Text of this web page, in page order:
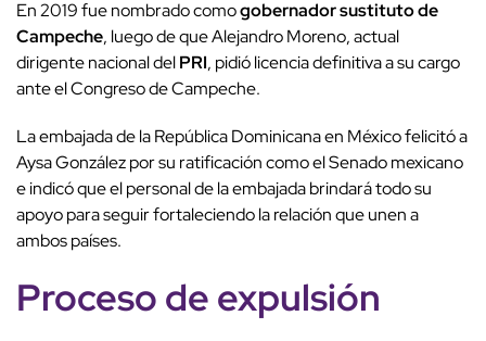
En 2019 fue nombrado comogobernador sustituto de
Campeche, luego de que Alejandro Moreno, actual
dirigente nacional delPRI, pidió licencia definitiva a su cargo
ante el Congreso de Campeche.
La embajada de la República Dominicana en México felicitó a
Aysa González por su ratificación como el Senado mexicano
e indicó que el personal de la embajada brindará todo su
apoyo para seguir fortaleciendo la relación que unen a
ambos países.
Proceso de expulsión